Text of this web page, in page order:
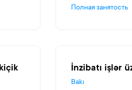
Полная занятость
İnzibatı işlər
Bakı